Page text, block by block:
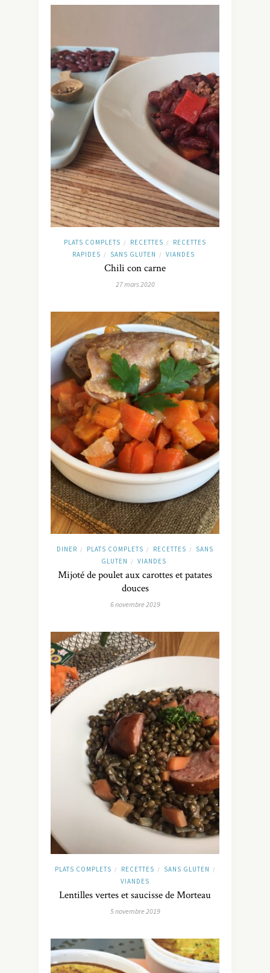
PLATS COMPLETS / RECETTES /
RECETTES
RAPIDES / SANS GLUTEN / VIANDES
Chili con carne
27 mars 2020
DINER / PLATS COMPLETS / RECETTES /
SANS
GLUTEN
/ VIANDES
Mijoté de poulet aux carottes et patates
douces
6 novembre 2019
PLATS COMPLETS / RECETTES / SANS GLUTEN /
VIANDES
Lentilles vertes et saucisse de Morteau
5 novembre 2019